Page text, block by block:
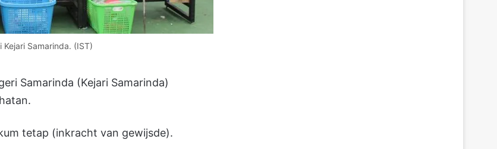
Samarinda. (IST)
Samarinda (Kejari Samarinda)
tetap (inkracht van gewijsde).